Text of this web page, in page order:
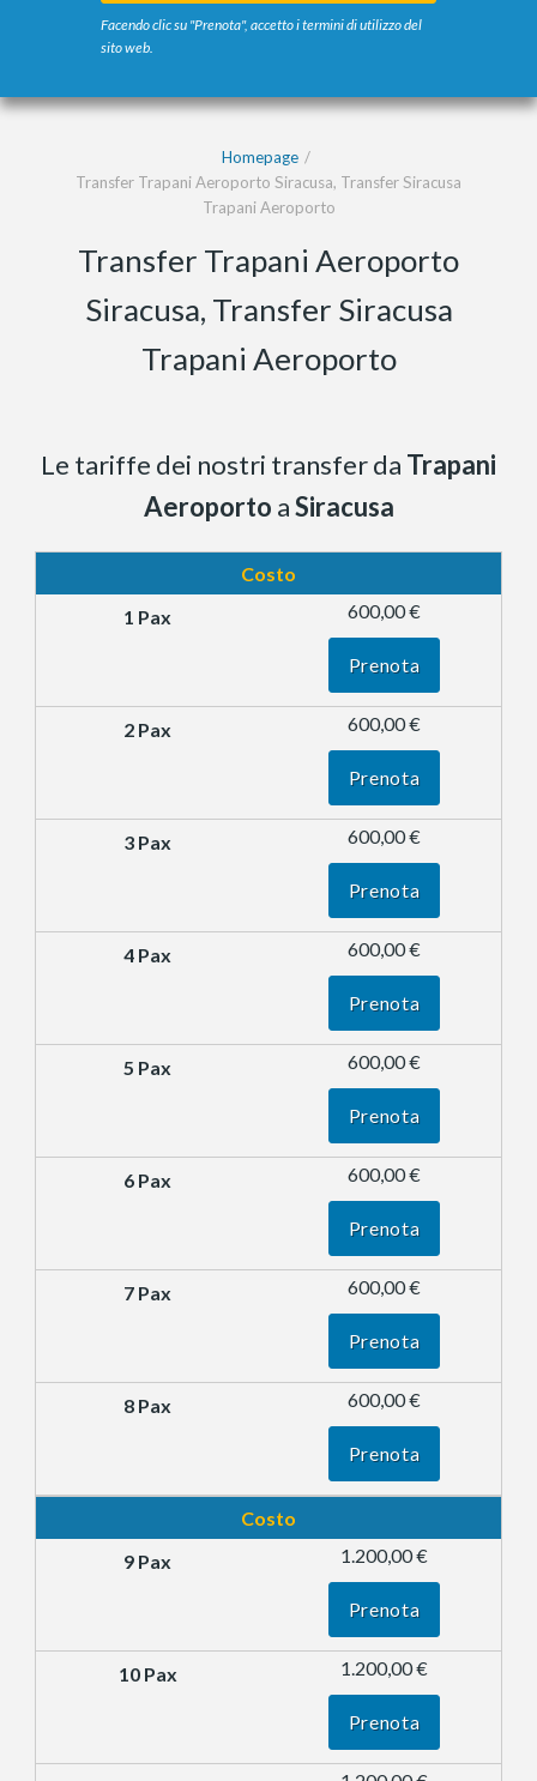
Facendo clic su "Prenota", accetto i termini di utilizzo del
sito web.
Homepage
Transfer Trapani Aeroporto Siracusa, Transfer Siracusa
Trapani Aeroporto
Transfer Trapani Aeroporto
Siracusa, Transfer Siracusa
Trapani Aeroporto
Le tariffe dei nostri transfer da Trapani
Aeroporto aSiracusa
Costo
600,00 €
Prenota
600,00 €
Prenota
600,00 €
Prenota
600,00 €
Prenota
600,00 €
Prenota
600,00 €
Prenota
600,00 €
Prenota
600,00 €
Prenota
Costo
1.200,00 €
Prenota
1.200,00 €
Prenota